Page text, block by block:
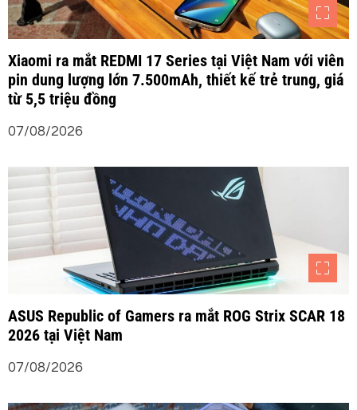
Xiaomi ra mắt REDMI 17 Series tại Việt Nam với viên
pin dung lượng lớn 7.500mAh, thiết kế trẻ trung, giá
từ 5,5 triệu đồng
07/08/2026
ASUS Republic of Gamers ra mắt ROG Strix SCAR 18
2026 tại Việt Nam
07/08/2026